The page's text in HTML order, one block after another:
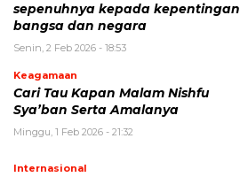
sepenuhnya kepada kepentingan
bangsa dan negara
Senin, 2 Feb 2026 - 18:53
Keagamaan
Cari Tau Kapan Malam Nishfu
Sya’ban Serta Amalanya
Minggu, 1 Feb 2026 - 21:32
Internasional